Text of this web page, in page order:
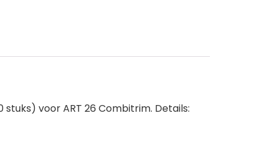
voor ART 26 Combitrim. Details: